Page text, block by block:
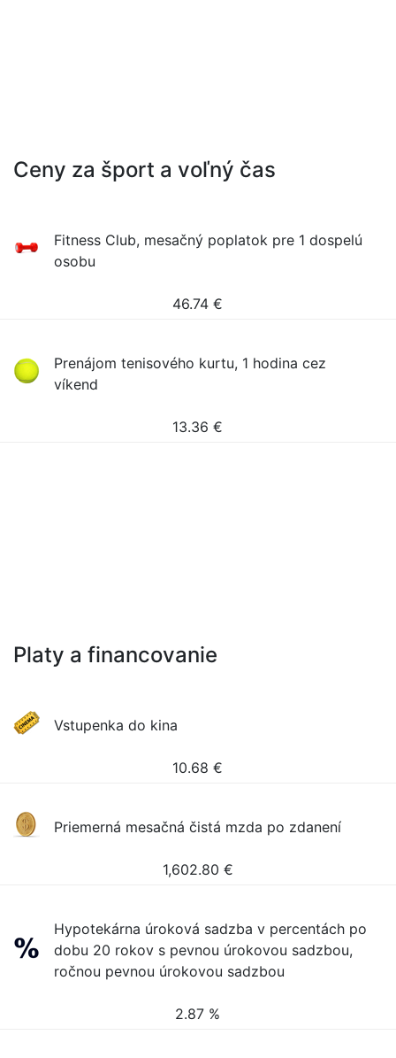
Ceny za šport a voľný čas
Fitness Club, mesačný poplatok pre 1 dospelú
osobu
46.74 €
Prenájom tenisového kurtu, 1 hodina cez
víkend
13.36 €
Platy a financovanie
Vstupenka do kina
10.68 €
Priemerná mesačná čistá mzda po zdanení
1,602.80 €
Hypotekárna úroková sadzba v percentách po
dobu 20 rokov s pevnou úrokovou sadzbou,
ročnou pevnou úrokovou sadzbou
2.87 %